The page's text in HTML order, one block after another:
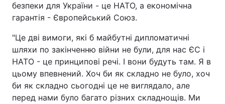
безпеки для України - це НАТО, а економічна
гарантія - Європейський Союз.
"Це дві вимоги, які б майбутні дипломатичні
шляхи по закінченню війни не були, для нас ЄС і
НАТО - це принципові речі. І вони будуть там. Я в
цьому впевнений. Хоч би як складно не було, хоч
би як складно сьогодні це не виглядало, але
перед нами було багато різних складнощів. Ми